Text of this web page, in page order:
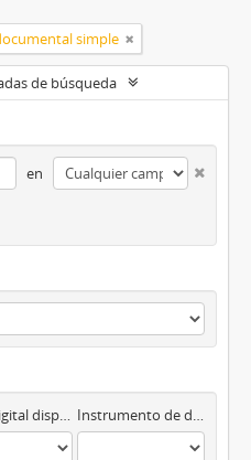
simple
de búsqueda
en
Objeto digital disponibles Instrumento de descripción